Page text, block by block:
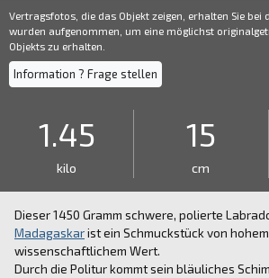
Vertragsfotos, die das Objekt zeigen, erhalten Sie bei
wurden aufgenommen, um eine möglichst
Objekts zu erhalten.
Information ? Frage stellen
1.45
kilo
15
cm
Dieser 1450 Gramm schwere, polierte
Madagaskarist ein Schmuckstück von
wissenschaftlichem Wert.
Durch die Politur kommt sein bläuliches